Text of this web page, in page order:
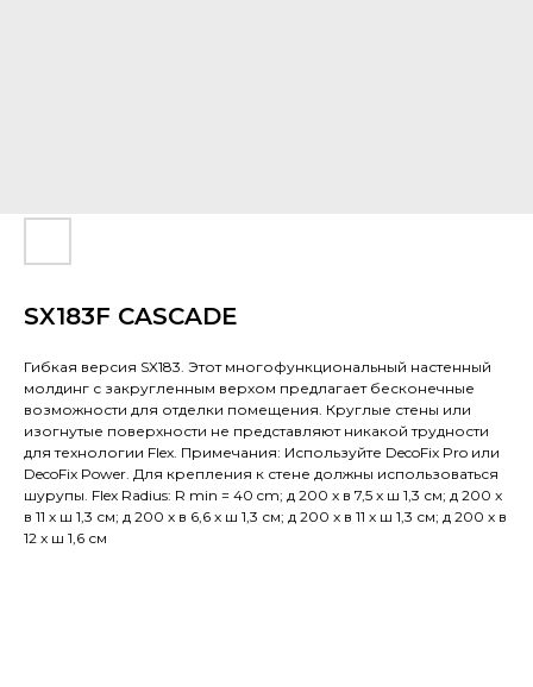
SX183F CASCADE
Гибкая версия SX183. Этот многофункциональный настенный
молдинг с закругленным верхом предлагает бесконечные
возможности для отделки помещения. Круглые стены или
изогнутые поверхности не представляют никакой трудности
для технологии Flex. Примечания: Используйте DecoFix Pro или
DecoFix Power. Для крепления к стене должны использоваться
шурупы. Flex Radius: R min = 40 cm; д 200 x в 7,5 x ш 1,3 см; д 200 x
в 11 x ш 1,3 см; д 200 x в 6,6 x ш 1,3 см; д 200 x в 11 x ш 1,3 см; д 200 x в
12 x ш 1,6 см